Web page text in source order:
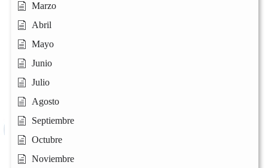
Marzo
Abril
Mayo
Junio
Julio
Agosto
Septiembre
Octubre
Noviembre